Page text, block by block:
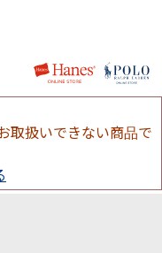
取扱いできない商品で